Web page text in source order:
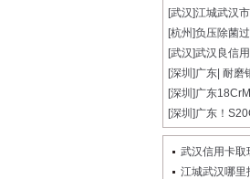
[武汉]江城武汉
[杭州]负压除菌
[武汉]武汉良信
[深圳]广东| 耐磨
[深圳]广东
[深圳]广东！
武汉信用卡取
江城武汉哪